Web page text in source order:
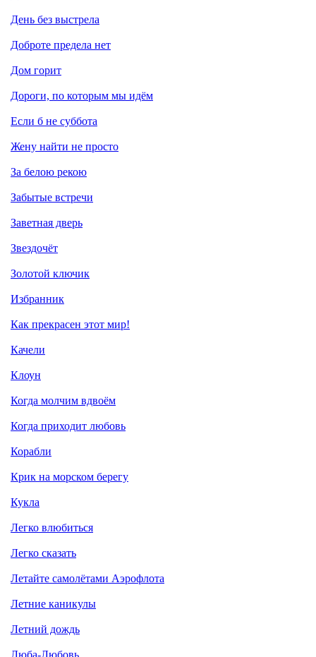
День без выстрела
Доброте предела нет
Дом горит
Дороги, по которым мы идём
Если б не суббота
Жену найти не просто
За белою рекою
Забытые встречи
Заветная дверь
Звездочёт
Золотой ключик
Избранник
Как прекрасен этот мир!
Качели
Клоун
Когда молчим вдвоём
Когда приходит любовь
Корабли
Крик на морском берегу
Кукла
Легко влюбиться
Легко сказать
Летайте самолётами Аэрофлота
Летние каникулы
Летний дождь
Люба-Любовь